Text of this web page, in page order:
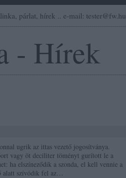
párlat, hírek .. e-mail: tester@fw.hu
- Hírek
ugrik az ittas vezető jogosítványa.
vagy öt deciliter töményt gurított le a
ha elszíneződik a szonda, el kell vennie a
alatt szívódik fel az…